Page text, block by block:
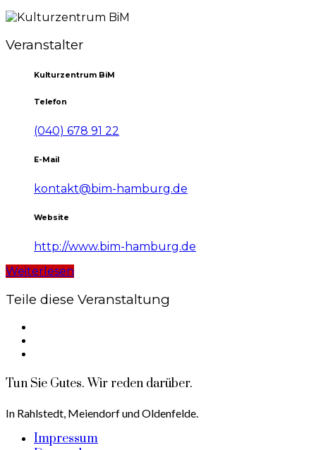
Veranstalter
Kulturzentrum BiM
Telefon
(040) 678 91 22
E-Mail
kontakt@bim-hamburg.de
Website
http://www.bim-hamburg.de
Weiterlesen
Teile diese Veranstaltung
Tun Sie Gutes. Wir reden darüber.
In Rahlstedt, Meiendorf und Oldenfelde.
Impressum